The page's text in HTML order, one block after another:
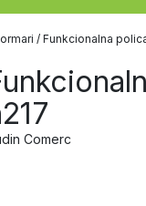
/ Funkcionalna
Comerc